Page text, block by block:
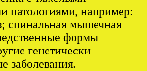
патологиями, например:
спинальная мышечная
формы
генетически
заболевания.